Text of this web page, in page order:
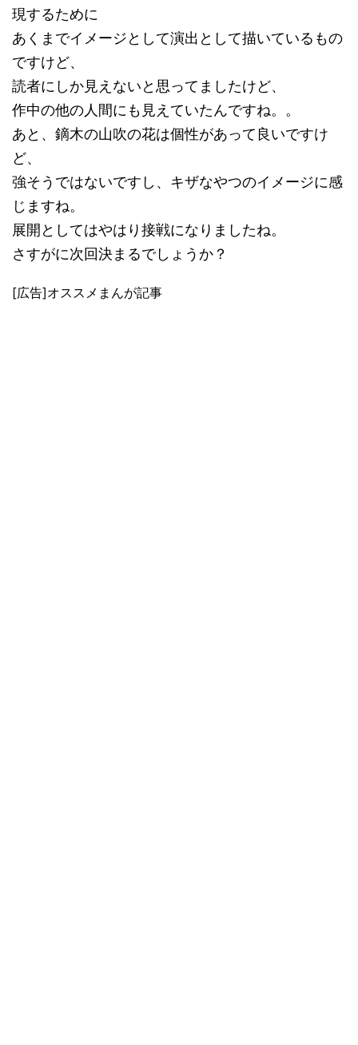
現するために
あくまでイメージとして演出として描いているもの
ですけど、
読者にしか見えないと思ってましたけど、
作中の他の人間にも見えていたんですね。。
あと、鏑木の山吹の花は個性があって良いですけ
ど、
強そうではないですし、キザなやつのイメージに感
じますね。
展開としてはやはり接戦になりましたね。
さすがに次回決まるでしょうか？
[広告]オススメまんが記事